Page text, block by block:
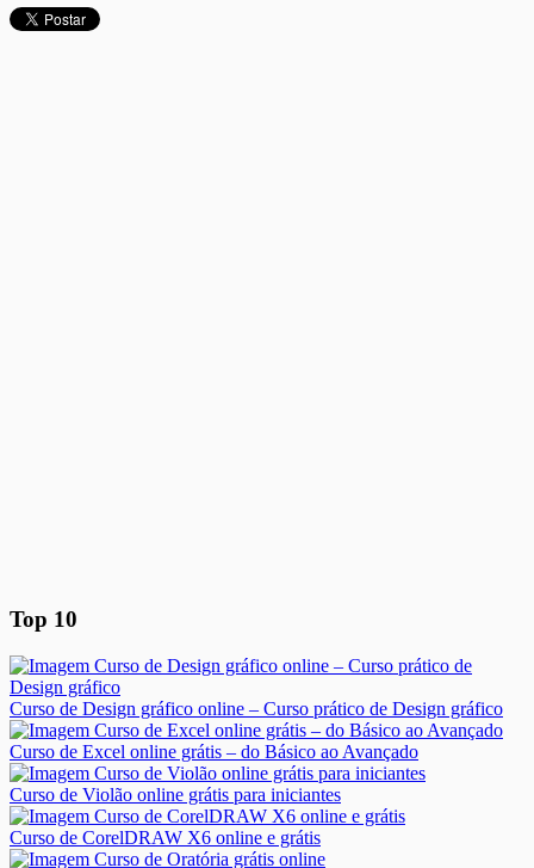
Top 10
Curso de Design gráfico online – Curso prático de Design gráfico
Curso de Excel online grátis – do Básico ao Avançado
Curso de Violão online grátis para iniciantes
Curso de CorelDRAW X6 online e grátis